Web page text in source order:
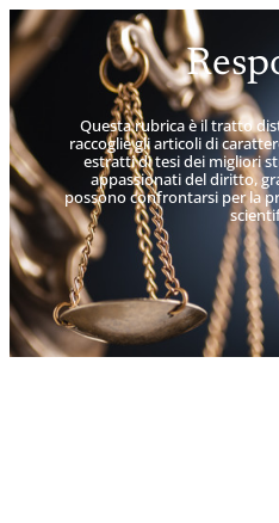
Questa rubrica è il tratto
raccoglie gli articoli di
estratti di tesi dei migliori
appassionati del diritto,
possono confrontarsi per la